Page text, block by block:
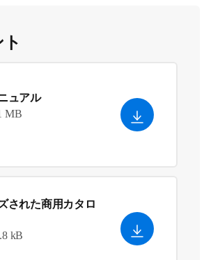
ュアル
MB
された商用カタロ
kB